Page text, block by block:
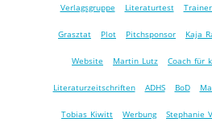
Verlagsgruppe Literaturtest
Grasztat Plot Pitchsponsor Kaja
Website Martin Lutz Coach für
Literaturzeitschriften ADHS BoD
Tobias Kiwitt Werbung Stephanie